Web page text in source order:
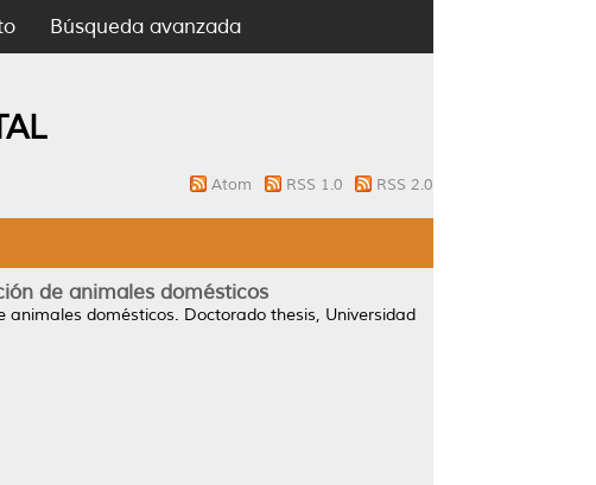
Búsqueda avanzada
Atom RSS 1.0 RSS 2.0
de animales domésticos
animales domésticos. Doctorado thesis, Universidad